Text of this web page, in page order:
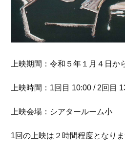
上映期間：令和５年１月４日か
上映時間：1回目 10:00 / 2回目
上映会場：シアタールーム小
1回の上映は２時間程度となりま